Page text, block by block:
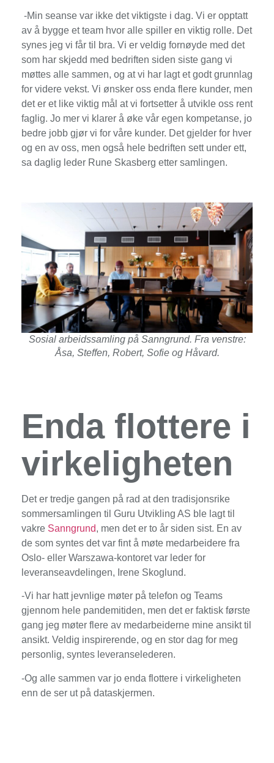
-Min seanse var ikke det viktigste i dag. Vi er opptatt
av å bygge et team hvor alle spiller en viktig rolle. Det
synes jeg vi får til bra. Vi er veldig fornøyde med det
som har skjedd med bedriften siden siste gang vi
møttes alle sammen, og at vi har lagt et godt grunnlag
for videre vekst. Vi ønsker oss enda flere kunder, men
det er et like viktig mål at vi fortsetter å utvikle oss rent
faglig. Jo mer vi klarer å øke vår egen kompetanse, jo
bedre jobb gjør vi for våre kunder. Det gjelder for hver
og en av oss, men også hele bedriften sett under ett,
sa daglig leder Rune Skasberg etter samlingen.
Sosial arbeidssamling på Sanngrund. Fra venstre:
Åsa, Steffen, Robert, Sofie og Håvard.
Enda flottere i
virkeligheten
Det er tredje gangen på rad at den tradisjonsrike
sommersamlingen til Guru Utvikling AS ble lagt til
vakre Sanngrund, men det er to år siden sist. En av
de som syntes det var fint å møte medarbeidere fra
Oslo- eller Warszawa-kontoret var leder for
leveranseavdelingen, Irene Skoglund.
-Vi har hatt jevnlige møter på telefon og Teams
gjennom hele pandemitiden, men det er faktisk første
gang jeg møter flere av medarbeiderne mine ansikt til
ansikt. Veldig inspirerende, og en stor dag for meg
personlig, syntes leveranselederen.
-Og alle sammen var jo enda flottere i virkeligheten
enn de ser ut på dataskjermen.